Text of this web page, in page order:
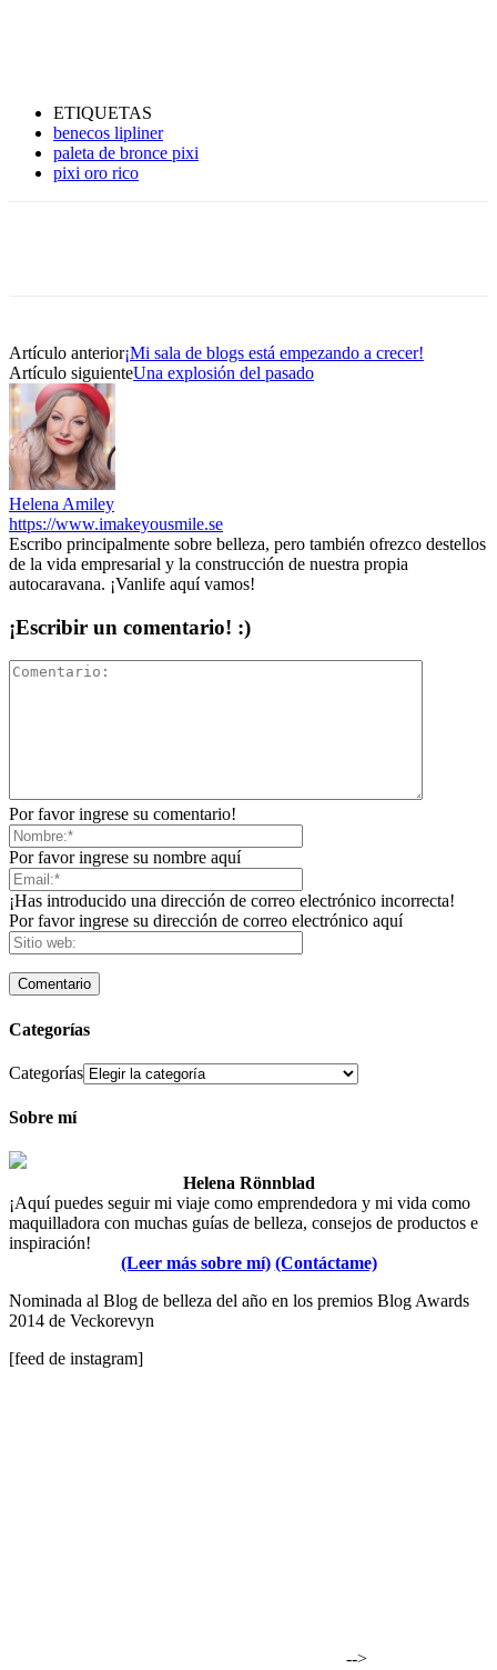
ETIQUETAS
benecos lipliner
paleta de bronce pixi
pixi oro rico
Artículo anterior¡Mi sala de blogs está empezando a crecer!
Artículo siguienteUna explosión del pasado
Helena Amiley
https://www.imakeyousmile.se
Escribo principalmente sobre belleza, pero también ofrezco destellos
de la vida empresarial y la construcción de nuestra propia
autocaravana. ¡Vanlife aquí vamos!
¡Escribir un comentario! :)
Por favor ingrese su comentario!
Por favor ingrese su nombre aquí
¡Has introducido una dirección de correo electrónico incorrecta!
Por favor ingrese su dirección de correo electrónico aquí
Categorías
Categorías
Sobre mí
Helena Rönnblad
¡Aquí puedes seguir mi viaje como emprendedora y mi vida como
maquilladora con muchas guías de belleza, consejos de productos e
inspiración!
(Leer más sobre mí) (Contáctame)
Nominada al Blog de belleza del año en los premios Blog Awards
2014 de Veckorevyn
[feed de instagram]
-->